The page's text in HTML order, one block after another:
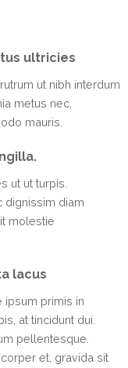
ultricies
ut nibh interdum
metus nec,
mauris.
ut ut turpis.
dignissim diam
molestie
lacus
ipsum primis in
at tincidunt dui.
pellentesque.
et, gravida sit